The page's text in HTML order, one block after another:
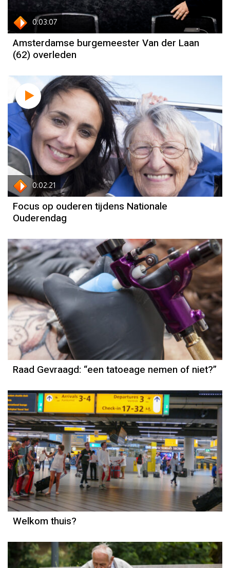
0:03:07
Amsterdamse burgemeester Van der Laan
(62) overleden
0:02:21
Focus op ouderen tijdens Nationale
Ouderendag
Raad Gevraagd: “een tatoeage nemen of niet?”
Column
Else-Marie van den Eerenbeemt
Welkom thuis?